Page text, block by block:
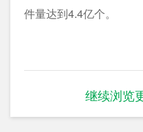
件量达到4.4亿个。
继续浏览